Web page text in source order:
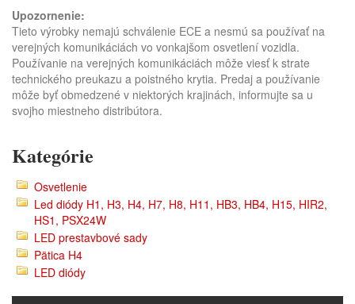
Upozornenie:
Tieto výrobky nemajú schválenie ECE a nesmú sa používať na
verejných komunikáciách vo vonkajšom osvetlení vozidla.
Používanie na verejných komunikáciách môže viesť k strate
technického preukazu a poistného krytia. Predaj a používanie
môže byť obmedzené v niektorých krajinách, informujte sa u
svojho miestneho distribútora.
Kategórie
Osvetlenie
Led diódy H1, H3, H4, H7, H8, H11, HB3, HB4, H15, HIR2,
HS1, PSX24W
LED prestavbové sady
Pätica H4
LED diódy